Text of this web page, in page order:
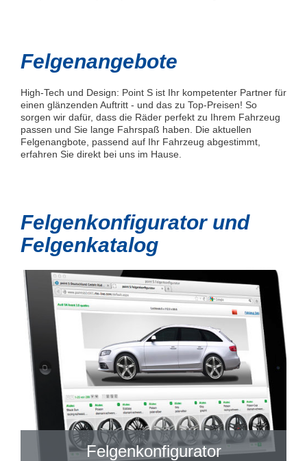
Felgenangebote
High-Tech und Design: Point S ist Ihr kompetenter Partner für
einen glänzenden Auftritt - und das zu Top-Preisen! So
sorgen wir dafür, dass die Räder perfekt zu Ihrem Fahrzeug
passen und Sie lange Fahrspaß haben. Die aktuellen
Felgenangbote, passend auf Ihr Fahrzeug abgestimmt,
erfahren Sie direkt bei uns im Hause.
Felgenkonfigurator und
Felgenkatalog
Felgenkonfigurator